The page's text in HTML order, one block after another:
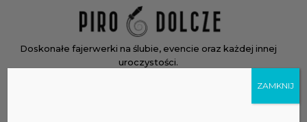
Doskonałe fajerwerki na ślubie, evencie oraz każdej innej
uroczystości.
ZAMKNIJ